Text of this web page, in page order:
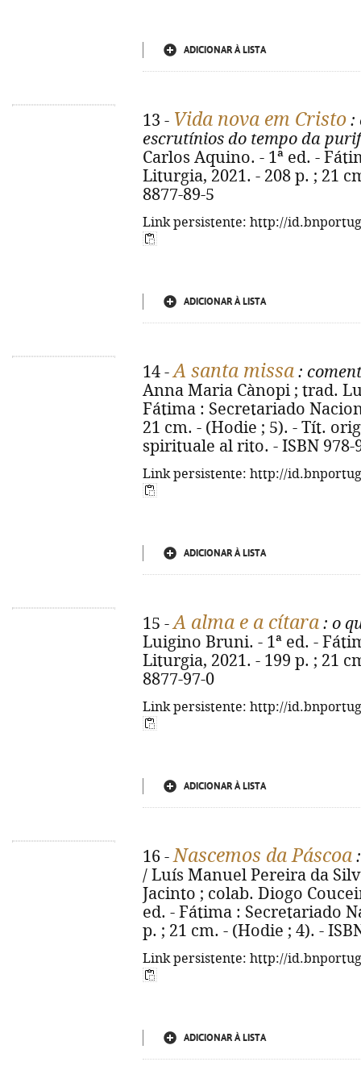
ADICIONAR À LISTA
13 - Vida nova em Cristo :
escrutínios do tempo da
Carlos Aquino. - 1ª ed. -
Liturgia, 2021. - 208 p. ; 21
8877-89-5
Link persistente: http://
ADICIONAR À LISTA
14 -A santa missa :
Anna Maria Cànopi ; trad.
Fátima : Secretariado
21 cm. - (Hodie ; 5). - Tít.
spirituale al rito. - ISBN 978-
Link persistente: http://
ADICIONAR À LISTA
15 -A alma e a cítara : o
Luigino Bruni. - 1ª ed. -
Liturgia, 2021. - 199 p. ; 21
8877-97-0
Link persistente: http://
ADICIONAR À LISTA
16 -Nascemos da Páscoa
/ Luís Manuel Pereira da
Jacinto ; colab. Diogo
ed. - Fátima : Secretariado
p. ; 21 cm. - (Hodie ; 4). -
Link persistente: http://
ADICIONAR À LISTA